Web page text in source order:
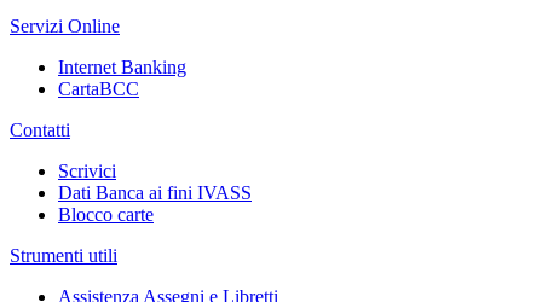
Servizi Online
Internet Banking
CartaBCC
Contatti
Scrivici
Dati Banca ai fini IVASS
Blocco carte
Strumenti utili
Assistenza Assegni e Libretti